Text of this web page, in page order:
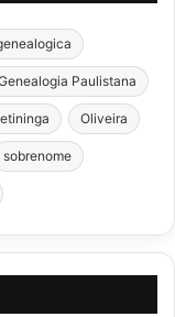
Paulistana
Oliveira
sobrenome